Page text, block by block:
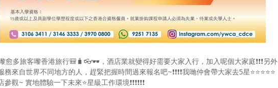
嚟愈多旅客嚟香港旅行🎒🧳👓🕶，酒店業就變得好需要大家入行，加入呢個大家庭❗❗❗另外
務來自世界不同地方的人，趕緊把握時間過來報名吧~❗❗❗❗我哋仲會帶大家去5星⭐️⭐️⭐️⭐️⭐️
觀~ 實地體驗一下未來⭐️星級工作環境❗❗❗❗❗❗